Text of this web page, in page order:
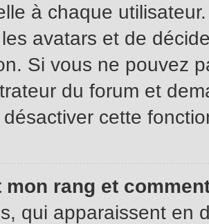
à chaque
les avatars et de
Si vous ne pouvez
du forum et
cette
mon rang et
qui apparaissent en